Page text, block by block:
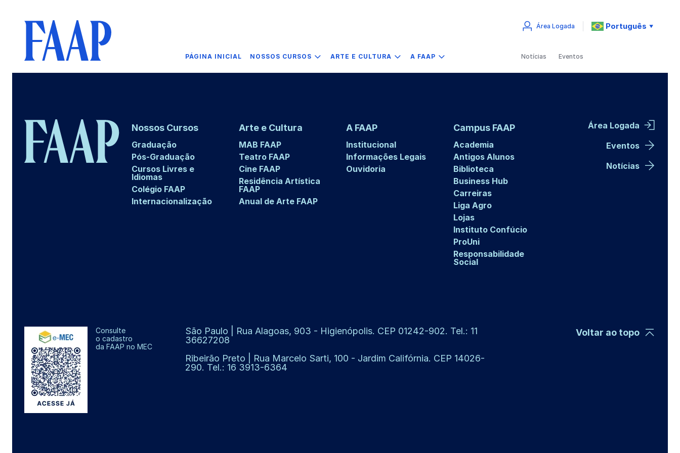
PÁGINA INICIAL NOSSOS CURSOS ARTE E CULTURA A FAAP
Área Logada Português ▼
Notícias Eventos
Nossos Cursos
Graduação
Pós-Graduação
Cursos Livres e
Idiomas
Colégio FAAP
Internacionalização
Arte e Cultura
MAB FAAP
Teatro FAAP
Cine FAAP
Residência Artística
FAAP
Anual de Arte FAAP
A FAAP
Institucional
Informações Legais
Ouvidoria
Campus FAAP
Academia
Antigos Alunos
Biblioteca
Business Hub
Carreiras
Liga Agro
Lojas
Instituto Confúcio
ProUni
Responsabilidade
Social
Área Logada
Eventos
Notícias
Consulte
o cadastro
da FAAP no MEC
São Paulo | Rua Alagoas, 903 - Higienópolis. CEP 01242-902. Tel.: 11
36627208
Ribeirão Preto | Rua Marcelo Sarti, 100 - Jardim Califórnia. CEP 14026-
290. Tel.: 16 3913-6364
Voltar ao topo